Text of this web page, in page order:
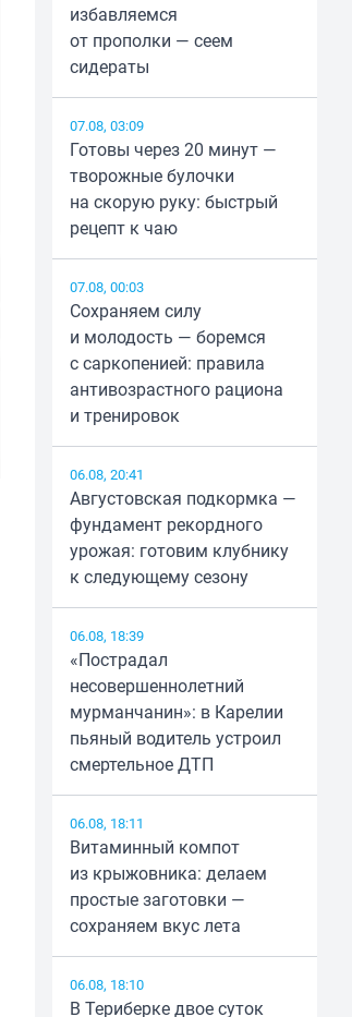
избавляемся
от прополки — сеем
сидераты
07.08, 03:09
Готовы через 20 минут —
творожные булочки
на скорую руку: быстрый
рецепт к чаю
07.08, 00:03
Сохраняем силу
и молодость — боремся
с саркопенией: правила
антивозрастного рациона
и тренировок
06.08, 20:41
Августовская подкормка —
фундамент рекордного
урожая: готовим клубнику
к следующему сезону
06.08, 18:39
«Пострадал
несовершеннолетний
мурманчанин»: в Карелии
пьяный водитель устроил
смертельное ДТП
06.08, 18:11
Витаминный компот
из крыжовника: делаем
простые заготовки —
сохраняем вкус лета
06.08, 18:10
В Териберке двое суток